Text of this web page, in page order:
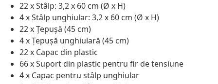
22 x Stâlp: 3,2 x 60 cm (Ø x H)
4 x Stâlp unghiular: 3,2 x 60 cm (Ø x H)
22 x Țepușă (45 cm)
4 x Țepușă unghiulară (45 cm)
22 x Capac din plastic
66 x Suport din plastic pentru fir de tensiune
4 x Capac pentru stâlp unghiular